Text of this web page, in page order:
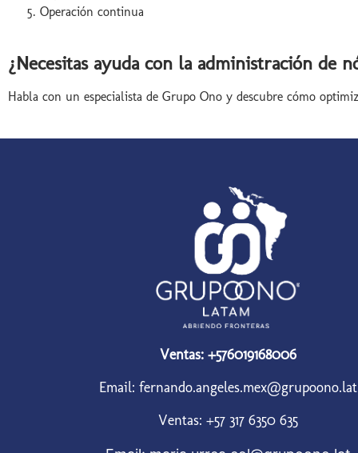
Operación continua
¿Necesitas ayuda con la administración de
Habla con un especialista de Grupo Ono y descubre cómo
Ventas: +576019168006
Email: fernando.angeles.mex@grupoono.lat
Ventas: +57 317 6350 635